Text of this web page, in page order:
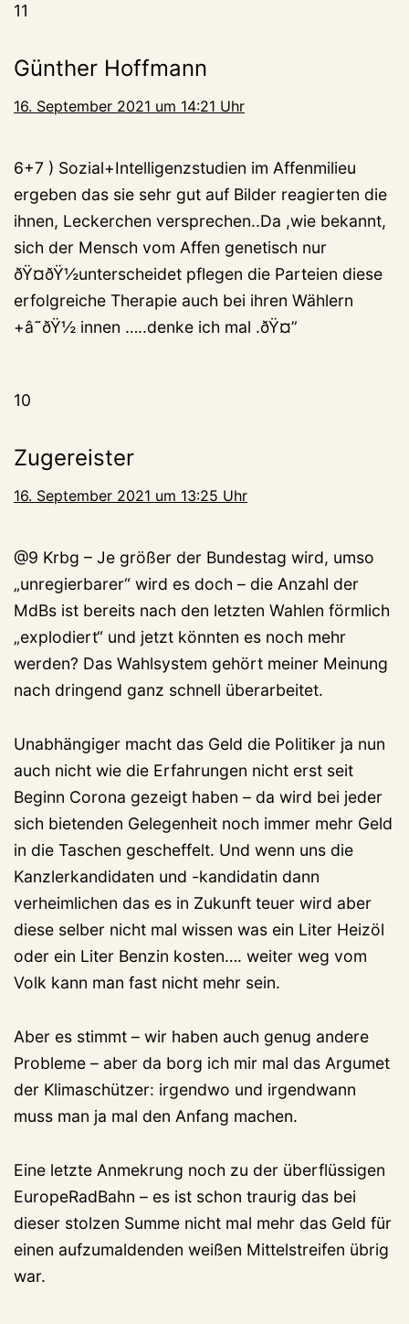
11
Günther Hoffmann
16. September 2021 um 14:21 Uhr
6+7 ) Sozial+Intelligenzstudien im Affenmilieu
ergeben das sie sehr gut auf Bilder reagierten die
ihnen, Leckerchen versprechen..Da ,wie bekannt,
sich der Mensch vom Affen genetisch nur
ðŸ¤ðŸ½unterscheidet pflegen die Parteien diese
erfolgreiche Therapie auch bei ihren Wählern
+â˜ðŸ½ innen …..denke ich mal .ðŸ¤”
10
Zugereister
16. September 2021 um 13:25 Uhr
@9 Krbg – Je größer der Bundestag wird, umso
„unregierbarer“ wird es doch – die Anzahl der
MdBs ist bereits nach den letzten Wahlen förmlich
„explodiert“ und jetzt könnten es noch mehr
werden? Das Wahlsystem gehört meiner Meinung
nach dringend ganz schnell überarbeitet.
Unabhängiger macht das Geld die Politiker ja nun
auch nicht wie die Erfahrungen nicht erst seit
Beginn Corona gezeigt haben – da wird bei jeder
sich bietenden Gelegenheit noch immer mehr Geld
in die Taschen gescheffelt. Und wenn uns die
Kanzlerkandidaten und -kandidatin dann
verheimlichen das es in Zukunft teuer wird aber
diese selber nicht mal wissen was ein Liter Heizöl
oder ein Liter Benzin kosten…. weiter weg vom
Volk kann man fast nicht mehr sein.
Aber es stimmt – wir haben auch genug andere
Probleme – aber da borg ich mir mal das Argumet
der Klimaschützer: irgendwo und irgendwann
muss man ja mal den Anfang machen.
Eine letzte Anmekrung noch zu der überflüssigen
EuropeRadBahn – es ist schon traurig das bei
dieser stolzen Summe nicht mal mehr das Geld für
einen aufzumaldenden weißen Mittelstreifen übrig
war.